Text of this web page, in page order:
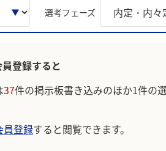
選考フェーズ
登録すると
37件の掲示板書き込みのほか1件の
員登録すると閲覧できます。